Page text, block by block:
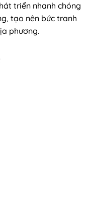
triển nhanh chóng
tạo nên bức tranh
phương.